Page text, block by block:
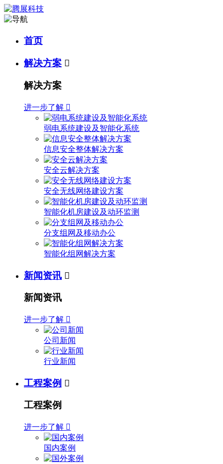
首页
解决方案 
解决方案
进一步了解 
弱电系统建设及智能化系统
信息安全整体解决方案
安全云解决方案
安全无线网络建设方案
智能化机房建设及动环监测
分支组网及移动办公
智能化组网解决方案
新闻资讯 
新闻资讯
进一步了解 
公司新闻
行业新闻
工程案例 
工程案例
进一步了解 
国内案例